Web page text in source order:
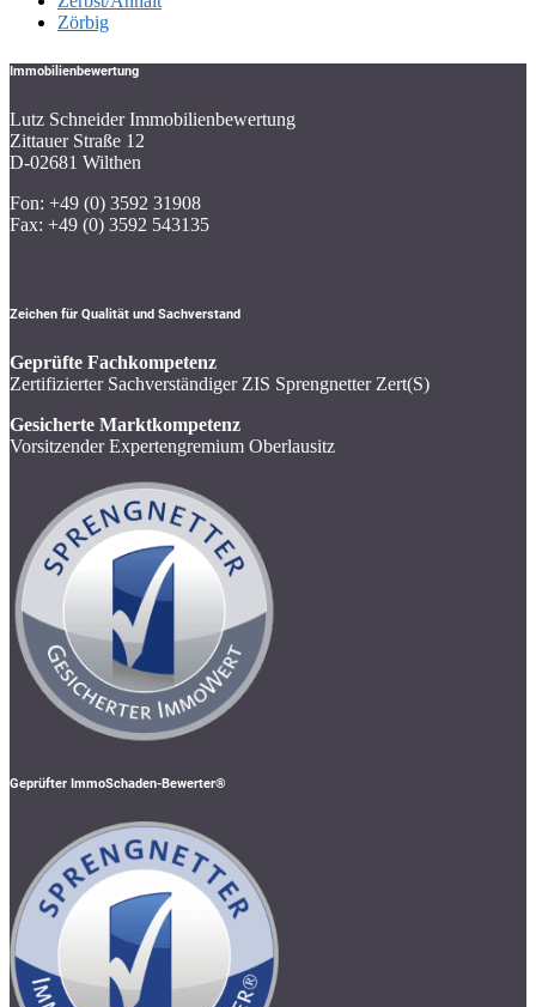
Zörbig
Immobilienbewertung
Lutz Schneider Immobilienbewertung
Zittauer Straße 12
D-02681 Wilthen
Fon: +49 (0) 3592 31908
Fax: +49 (0) 3592 543135
Zeichen für Qualität und Sachverstand
Geprüfte Fachkompetenz
Zertifizierter Sachverständiger ZIS Sprengnetter Zert(S)
Gesicherte Marktkompetenz
Vorsitzender Expertengremium Oberlausitz
Geprüfter ImmoSchaden-Bewerter®